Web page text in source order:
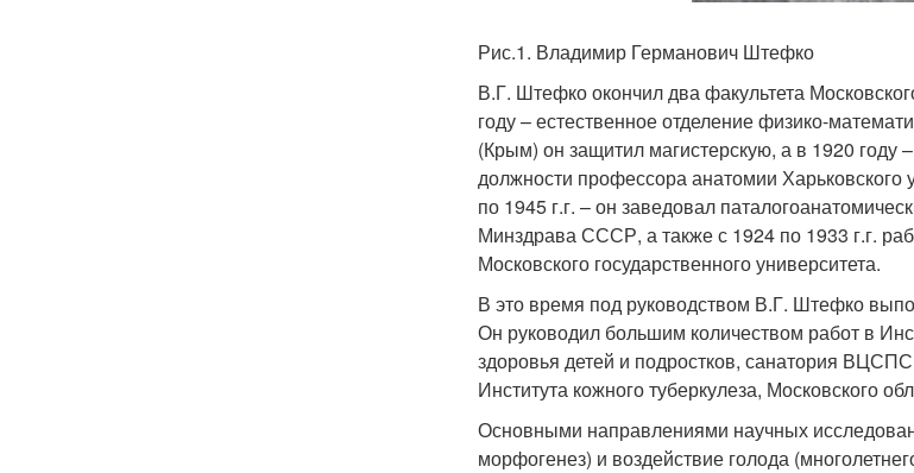
Рис.1. Владимир Германович Штефко
В.Г. Штефко окончил два факультета
году – естественное отделение физико-
(Крым) он защитил магистерскую, а в 1920 году
должности профессора анатомии Харьковского
по 1945 г.г. – он заведовал
Минздрава СССР, а также с 1924 по 1933 г.г.
Московского государственного университета.
В это время под руководством В.Г. Штефко
Он руководил большим количеством работ в
здоровья детей и подростков, санатория
Института кожного туберкулеза, Московского
Основными направлениями научных
морфогенез) и воздействие голода